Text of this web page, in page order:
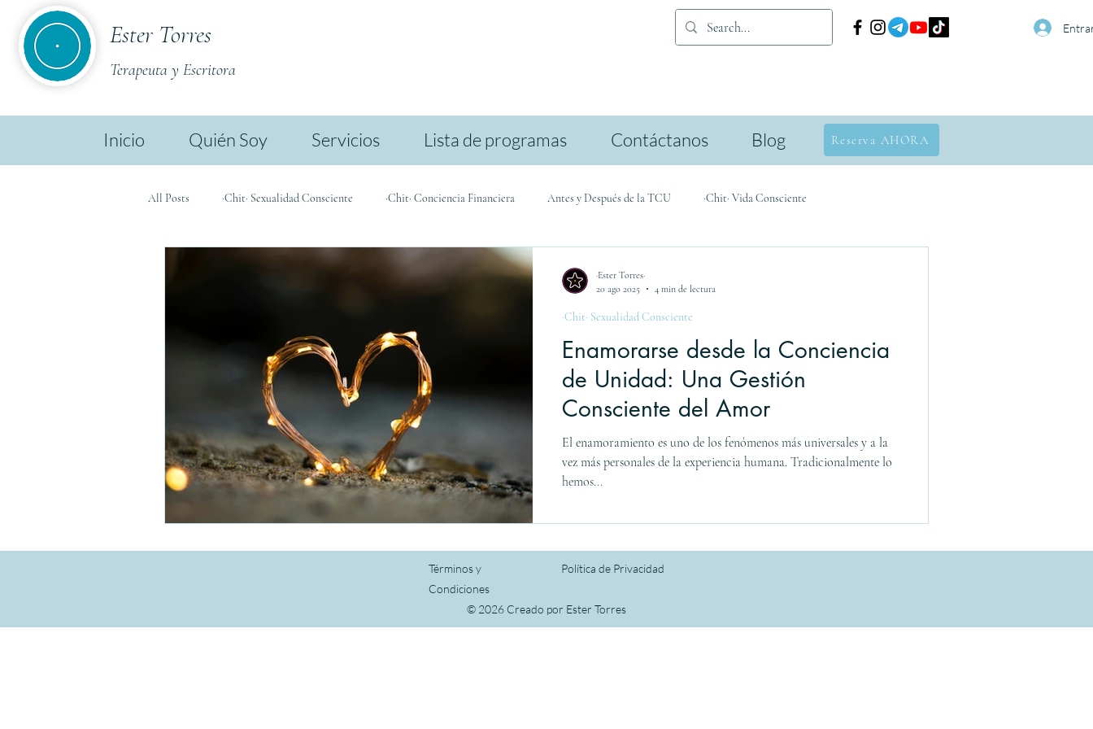
Ester Torres
Terapeuta y Escritora
Inicio Quién Soy Servicios Lista de programas Contáctanos Blog Reserva AHORA
All Posts ·Chit· Sexualidad Consciente ·Chit· Conciencia Financiera Antes y Después de la TCU ·Chit· Vida Consciente
·Chit· Biodescodificación
Enamorarse desde la Conciencia
de Unidad: Una Gestión
Consciente del Amor
El enamoramiento es uno de los fenómenos más universales y a la
vez más personales de la experiencia humana. Tradicionalmente lo
hemos...
·Chit· Sexualidad Consciente
·Ester Torres·
20 ago 2025
4 min de lectura
Términos y
Condiciones
Política de Privacidad
© 2026 Creado por Ester Torres